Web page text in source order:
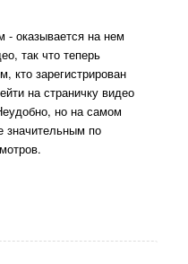
- оказывается на нем
так что теперь
кто зарегистрирован
на страничку видео
но на самом
значительным по